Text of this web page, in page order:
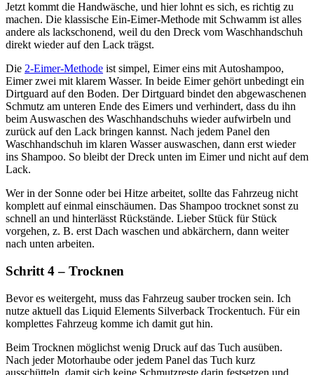
Jetzt kommt die Handwäsche, und hier lohnt es sich, es richtig zu
machen. Die klassische Ein-Eimer-Methode mit Schwamm ist alles
andere als lackschonend, weil du den Dreck vom Waschhandschuh
direkt wieder auf den Lack trägst.
Die 2-Eimer-Methode ist simpel, Eimer eins mit Autoshampoo,
Eimer zwei mit klarem Wasser. In beide Eimer gehört unbedingt ein
Dirtguard auf den Boden. Der Dirtguard bindet den abgewaschenen
Schmutz am unteren Ende des Eimers und verhindert, dass du ihn
beim Auswaschen des Waschhandschuhs wieder aufwirbeln und
zurück auf den Lack bringen kannst. Nach jedem Panel den
Waschhandschuh im klaren Wasser auswaschen, dann erst wieder
ins Shampoo. So bleibt der Dreck unten im Eimer und nicht auf dem
Lack.
Wer in der Sonne oder bei Hitze arbeitet, sollte das Fahrzeug nicht
komplett auf einmal einschäumen. Das Shampoo trocknet sonst zu
schnell an und hinterlässt Rückstände. Lieber Stück für Stück
vorgehen, z. B. erst Dach waschen und abkärchern, dann weiter
nach unten arbeiten.
Schritt 4 – Trocknen
Bevor es weitergeht, muss das Fahrzeug sauber trocken sein. Ich
nutze aktuell das Liquid Elements Silverback Trockentuch. Für ein
komplettes Fahrzeug komme ich damit gut hin.
Beim Trocknen möglichst wenig Druck auf das Tuch ausüben.
Nach jeder Motorhaube oder jedem Panel das Tuch kurz
ausschütteln, damit sich keine Schmutzreste darin festsetzen und